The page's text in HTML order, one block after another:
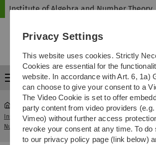
Skip
Skip
Skip
Skip
Institute of Algebra and Number Theory
Menu
Institute of Algebra and
Number Theory
...
Algebra/
Privacy Settings
This website uses cookies. Strictly
Cookies are essential for the
website. In accordance with Art. 6, 1a)
can choose to give your consent to a
The Video Cookie is set to offer
party content from video providers (e.g.
Vimeo) without further access
revoke your consent at any time. To do
to our privacy policy page (link below)